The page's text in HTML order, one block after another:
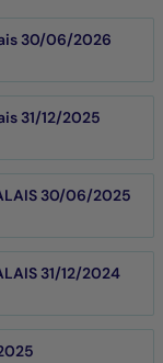
30/06/2026
31/12/2025
30/06/2025
31/12/2024